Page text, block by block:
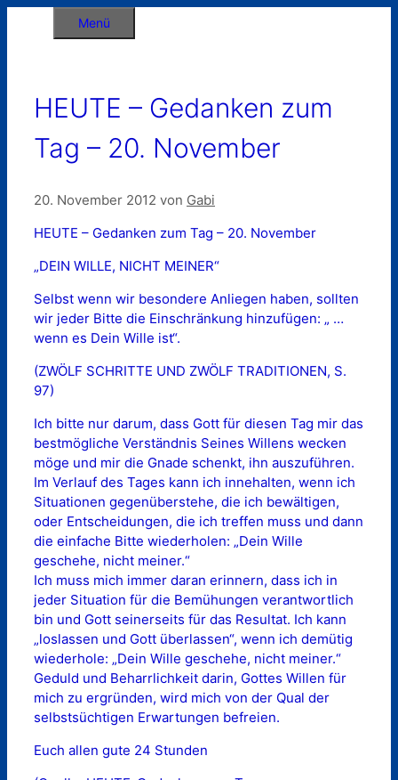
Menü
HEUTE – Gedanken zum
Tag – 20. November
20. November 2012 von Gabi
HEUTE – Gedanken zum Tag – 20. November
„DEIN WILLE, NICHT MEINER“
Selbst wenn wir besondere Anliegen haben, sollten
wir jeder Bitte die Einschränkung hinzufügen: „ …
wenn es Dein Wille ist“.
(ZWÖLF SCHRITTE UND ZWÖLF TRADITIONEN, S.
97)
Ich bitte nur darum, dass Gott für diesen Tag mir das
bestmögliche Verständnis Seines Willens wecken
möge und mir die Gnade schenkt, ihn auszuführen.
Im Verlauf des Tages kann ich innehalten, wenn ich
Situationen gegenüberstehe, die ich bewältigen,
oder Entscheidungen, die ich treffen muss und dann
die einfache Bitte wiederholen: „Dein Wille
geschehe, nicht meiner.“
Ich muss mich immer daran erinnern, dass ich in
jeder Situation für die Bemühungen verantwortlich
bin und Gott seinerseits für das Resultat. Ich kann
„loslassen und Gott überlassen“, wenn ich demütig
wiederhole: „Dein Wille geschehe, nicht meiner.“
Geduld und Beharrlichkeit darin, Gottes Willen für
mich zu ergründen, wird mich von der Qual der
selbstsüchtigen Erwartungen befreien.
Euch allen gute 24 Stunden